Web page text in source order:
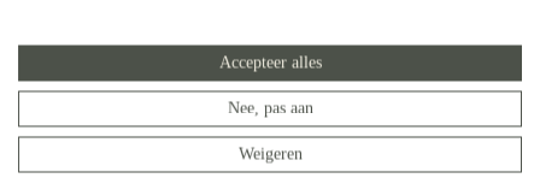
8500 Kortrijk
België
Atelier
Accepteer alles
Nee, pas aan
Weigeren